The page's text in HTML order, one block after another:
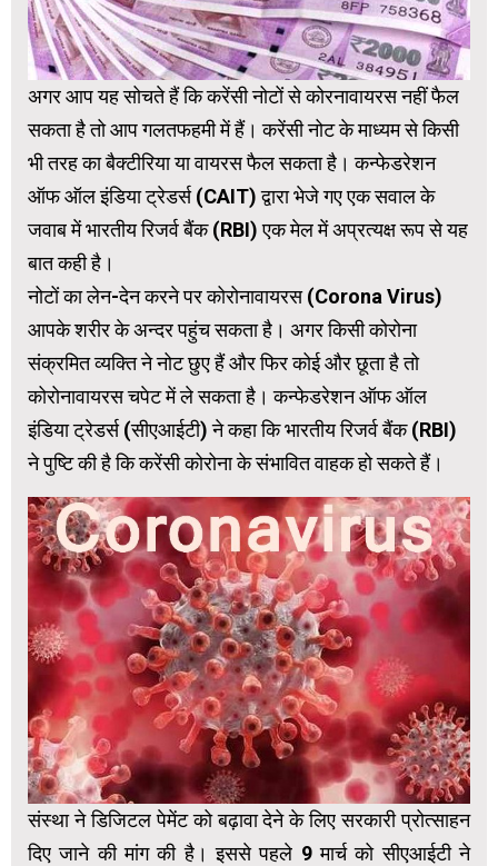
अगर आप यह सोचते हैं कि करेंसी नोटों से कोरनावायरस नहीं फैल
सकता है तो आप गलतफहमी में हैं। करेंसी नोट के माध्यम से किसी
भी तरह का बैक्टीरिया या वायरस फैल सकता है। कन्फेडरेशन
ऑफ ऑल इंडिया ट्रेडर्स (CAIT) द्वारा भेजे गए एक सवाल के
जवाब में भारतीय रिजर्व बैंक (RBI) एक मेल में अप्रत्यक्ष रूप से यह
बात कही है।
नोटों का लेन-देन करने पर कोरोनावायरस (Corona Virus)
आपके शरीर के अन्दर पहुंच सकता है। अगर किसी कोरोना
संक्रमित व्यक्ति ने नोट छुए हैं और फिर कोई और छूता है तो
कोरोनावायरस चपेट में ले सकता है। कन्फेडरेशन ऑफ ऑल
इंडिया ट्रेडर्स (सीएआईटी) ने कहा कि भारतीय रिजर्व बैंक (RBI)
ने पुष्टि की है कि करेंसी कोरोना के संभावित वाहक हो सकते हैं।
संस्था ने डिजिटल पेमेंट को बढ़ावा देने के लिए सरकारी प्रोत्साहन
दिए जाने की मांग की है। इससे पहले 9 मार्च को सीएआईटी ने